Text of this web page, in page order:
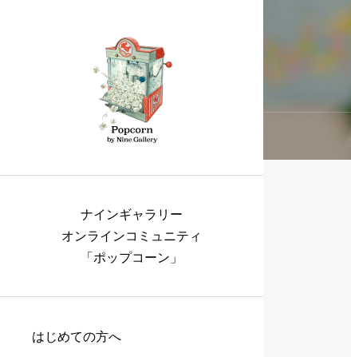
ナインギャラリー
オンラインコミュニティ
「ポップコーン」
はじめての方へ